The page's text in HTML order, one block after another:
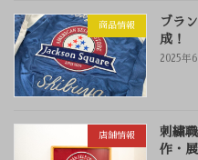
商品情報
ブラ
成！
2025年
店舗情報
刺繍
作・